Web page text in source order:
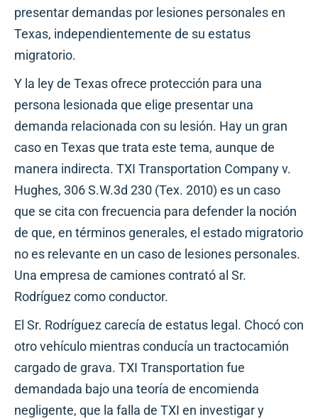
presentar demandas por lesiones personales en
Texas, independientemente de su estatus
migratorio.
Y la ley de Texas ofrece protección para una
persona lesionada que elige presentar una
demanda relacionada con su lesión. Hay un gran
caso en Texas que trata este tema, aunque de
manera indirecta. TXI Transportation Company v.
Hughes, 306 S.W.3d 230 (Tex. 2010) es un caso
que se cita con frecuencia para defender la noción
de que, en términos generales, el estado migratorio
no es relevante en un caso de lesiones personales.
Una empresa de camiones contrató al Sr.
Rodríguez como conductor.
El Sr. Rodríguez carecía de estatus legal. Chocó con
otro vehículo mientras conducía un tractocamión
cargado de grava. TXI Transportation fue
demandada bajo una teoría de encomienda
negligente, que la falla de TXI en investigar y